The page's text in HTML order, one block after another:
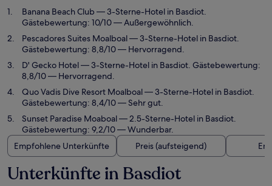
Banana Beach Club — 3-Sterne-Hotel in Basdiot.
Gästebewertung: 10/10 — Außergewöhnlich.
Pescadores Suites Moalboal— 3-Sterne-Hotel in Basdiot.
Gästebewertung: 8,8/10 — Hervorragend.
D' Gecko Hotel— 3-Sterne-Hotel in Basdiot. Gästebewertung:
8,8/10 — Hervorragend.
Quo Vadis Dive Resort Moalboal— 3-Sterne-Hotel in Basdiot.
Gästebewertung: 8,4/10 — Sehr gut.
Sunset Paradise Moaboal— 2.5-Sterne-Hotel in Basdiot.
Gästebewertung: 9,2/10 — Wunderbar.
Empfohlene Unterkünfte
Preis (aufsteigend)
Unterkünfte in Basdiot